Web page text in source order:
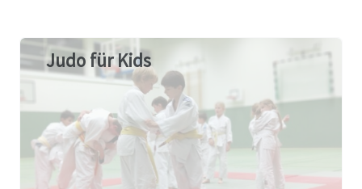
Judo für Kids